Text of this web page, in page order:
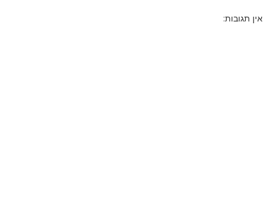
אין תגובות: